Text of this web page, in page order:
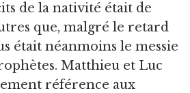
de la nativité était de
que, malgré le retard
était néanmoins le messie
Matthieu et Luc
référence aux